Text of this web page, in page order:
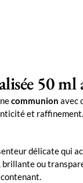
50
communion avec
et
délicate qui
brillante ou